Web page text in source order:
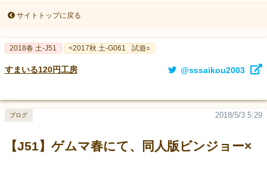
サイトトップに戻る
2018春 土-J51 <2017秋 土-G061 試遊○
すまいる120円工房 @sssaikou2003
【J51】ゲムマ春にて、同人版ビンジョー×
2018/5/3 5:29
ブログ